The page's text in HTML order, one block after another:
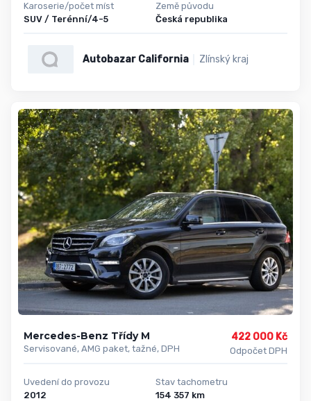
Karoserie/počet míst
SUV / Terénní/4-5
Země původu
Česká republika
Autobazar California Zlínský kraj
Mercedes-Benz Třídy M
Servisované, AMG paket, tažné, DPH
422 000 Kč
Odpočet DPH
Uvedení do provozu
2012
Stav tachometru
154 357 km